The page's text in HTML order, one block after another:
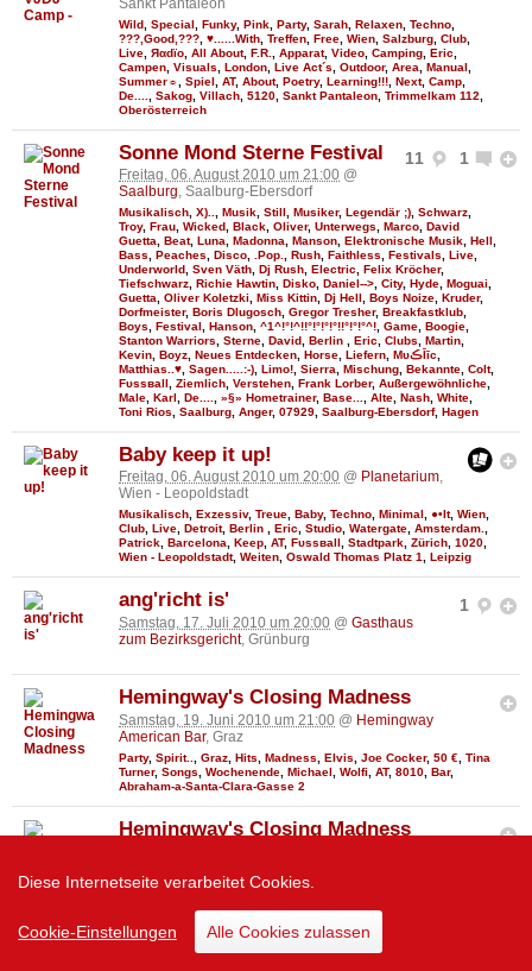
Diese Internetseite verarbeitet Cookies.
Cookie-Einstellungen Alle Cookies zulassen
Wild Special Funky, Pink Party, Sarah Relaxen Techno
???,Good,??? ♥......With Treffen Free Wien Salzburg Club
Live Яαdϊo All About, F.R. Apparat, Video Camping Eric
Campen Visuals London Live Act´s Outdoor, Area Manual
Summer☼
Spiel AT, About, Poetry, Learning!!! Next, Camp
De....
Sakog Villach 5120 Sankt Pantaleon Trimmelkam 112
Oberösterreich
11 1
Sonne Mond Sterne Festival
Freitag, 06. August 2010 um 21:00 @
Saalburg, Saalburg-Ebersdorf
Musikalisch X).. Musik Still Musiker, Legendär ;) Schwarz
Troy, Frau Wicked Black Oliver, Unterwegs Marco David
Guetta
Beat, Luna Madonna Manson Elektronische Musik Hell
Bass
Peaches Disco .Pop. Rush Faithless Festivals Live
Underworld Sven Väth Dj Rush Electric Felix Kröcher,
Tiefschwarz Richie Hawtin Disko Daniel--> City, Hyde Moguai
Guetta
Oliver Koletzki Miss Kittin Dj Hell Boys Noize Kruder,
Dorfmeister, Boris Dlugosch Gregor Tresher, Breakfastklub
Boys
Festival Hanson ^1^!°!^!!°!°!°!°!!°!°!°^! Game Boogie
Stanton Warriors
Sterne David Berlin Eric Clubs Martin
Kevin Boyz Neues Entdecken Horse Liefern MυڪĪīc
Matthias..♥ Sagen.....:-) Limo! Sierra Mischung Bekannte Colt,
Fυѕѕвall
Ziemlich Verstehen Frank Lorber, Außergewöhnliche
Male Karl De.... »§» Hometrainer, Base... Alte Nash White
Toni Rios
Saalburg Anger, 07929 Saalburg-Ebersdorf, Hagen
Baby keep it up!
Freitag, 06. August 2010 um 20:00 @ Planetarium,
Wien - Leopoldstadt
Musikalisch, Exzessiv, Treue, Baby, Techno, Minimal, ●•It, Wien,
Club, Live, Detroit, Berlin , Eric, Studio, Watergate, Amsterdam.,
Patrick, Barcelona, Keep, AT, Fυѕѕвall, Stadtpark, Zürich, 1020,
Wien - Leopoldstadt, Weiten, Oswald Thomas Platz 1, Leipzig
1
ang'richt is'
Samstag, 17. Juli 2010 um 20:00 @ Gasthaus
zum Bezirksgericht, Grünburg
Hemingway's Closing Madness
Samstag, 19. Juni 2010 um 21:00 @ Hemingway
American Bar, Graz
Party, Spirit.. Graz Hits Madness Elvis Joe Cocker, 50 € Tina
Turner, Songs Wochenende Michael Wolfi AT, 8010 Bar,
Abraham-a-Santa-Clara-Gasse 2
Hemingway's Closing Madness
Party,Spirit.., Graz,Hits,Madness
Abraham-a-Santa-Clara-Gasse 2
Agnes Milewski